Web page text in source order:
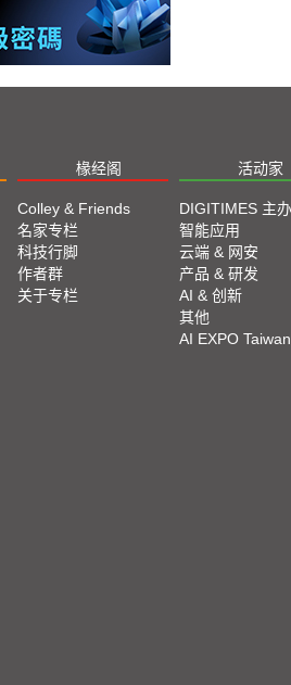
椽经阁 活动家
Colley & Friends
名家专栏
科技行脚
作者群
关于专栏
DIGITIMES 主办
智能应用
云端 & 网安
产品 & 研发
AI & 创新
其他
AI EXPO Taiwan